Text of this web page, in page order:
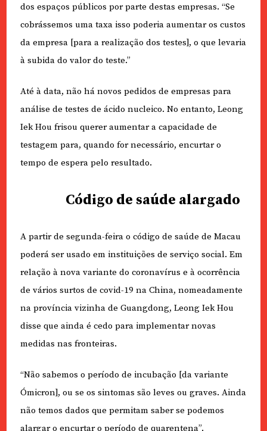
dos espaços públicos por parte destas empresas. “Se
cobrássemos uma taxa isso poderia aumentar os custos
da empresa [para a realização dos testes], o que levaria
à subida do valor do teste.”
Até à data, não há novos pedidos de empresas para
análise de testes de ácido nucleico. No entanto, Leong
Iek Hou frisou querer aumentar a capacidade de
testagem para, quando for necessário, encurtar o
tempo de espera pelo resultado.
Código de saúde alargado
A partir de segunda-feira o código de saúde de Macau
poderá ser usado em instituições de serviço social. Em
relação à nova variante do coronavírus e à ocorrência
de vários surtos de covid-19 na China, nomeadamente
na província vizinha de Guangdong, Leong Iek Hou
disse que ainda é cedo para implementar novas
medidas nas fronteiras.
“Não sabemos o período de incubação [da variante
Ómicron], ou se os sintomas são leves ou graves. Ainda
não temos dados que permitam saber se podemos
alargar o encurtar o período de quarentena”.